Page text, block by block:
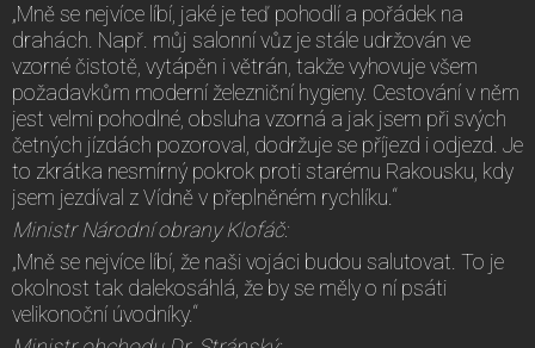
„Mně se nejvíce líbí, jaké je teď pohodlí a pořádek na
drahách. Např. můj salonní vůz je stále udržován ve
vzorné čistotě, vytápěn i větrán, takže vyhovuje všem
požadavkům moderní železniční hygieny. Cestování v něm
jest velmi pohodlné, obsluha vzorná a jak jsem při svých
četných jízdách pozoroval, dodržuje se příjezd i odjezd. Je
to zkrátka nesmírný pokrok proti starému Rakousku, kdy
jsem jezdíval z Vídně v přeplněném rychlíku.“
Ministr Národní obrany Klofáč:
„Mně se nejvíce líbí, že naši vojáci budou salutovat. To je
okolnost tak dalekosáhlá, že by se měly o ní psáti
velikonoční úvodníky.“